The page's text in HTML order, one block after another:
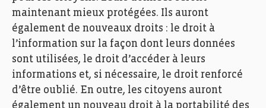
maintenant mieux protégées. Ils auront
également de nouveaux droits : le droit à
l’information sur la façon dont leurs données
sont utilisées, le droit d’accéder à leurs
informations et, si nécessaire, le droit renforcé
d’être oublié. En outre, les citoyens auront
également un nouveau droit à la portabilité des